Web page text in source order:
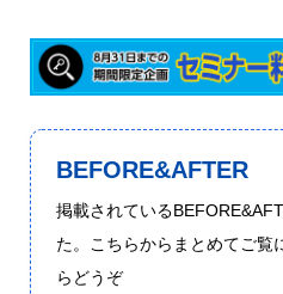
BEFORE&AFTER
掲載されている
た。こちらからまとめてご
らどうぞ